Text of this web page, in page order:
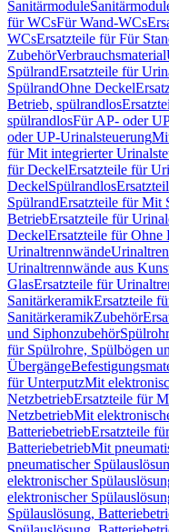
Sanitärmodule
für WCsFür Wand-WCs
WCsErsatzteile für Für
ZubehörVerbrauchsmaterial
SpülrandErsatzteile für
SpülrandOhne Deckel
Betrieb, spülrandlos
spülrandlosFür AP- oder
oder UP-Urinalsteuerung
für Mit integrierter
für DeckelErsatzteile für
DeckelSpülrandlos
SpülrandErsatzteile für Mit
BetriebErsatzteile für
DeckelErsatzteile für Ohne
Urinaltrennwände
Urinaltrennwände aus
GlasErsatzteile für
SanitärkeramikErsatzteile
SanitärkeramikZubehör
und Siphonzubehör
für Spülrohre, Spülbögen
Übergänge
für UnterputzMit
NetzbetriebErsatzteile für
NetzbetriebMit
BatteriebetriebErsatzteile
BatteriebetriebMit
pneumatischer
elektronischer
elektronischer
Spülauslösung,